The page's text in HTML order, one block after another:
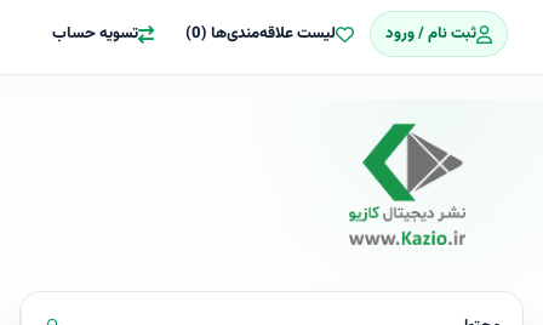
ثبت نام / ورود لیست علاقه‌مندی‌ها (0) تسویه حساب